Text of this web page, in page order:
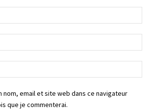
:*
:*
:
nom, email et site web dans ce navigateur
que je commenterai.